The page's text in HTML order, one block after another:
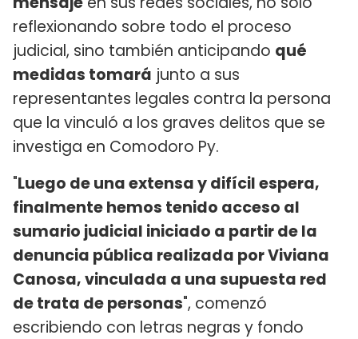
reflexionando sobre todo el proceso
judicial, sino también anticipando qué
medidas tomará junto a sus
representantes legales contra la persona
que la vinculó a los graves delitos que se
investiga en Comodoro Py.
"Luego de una extensa y difícil espera,
finalmente hemos tenido acceso al
sumario judicial iniciado a partir de la
denuncia pública realizada por Viviana
Canosa, vinculada a una supuesta red
de trata de personas", comenzó
escribiendo con letras negras y fondo